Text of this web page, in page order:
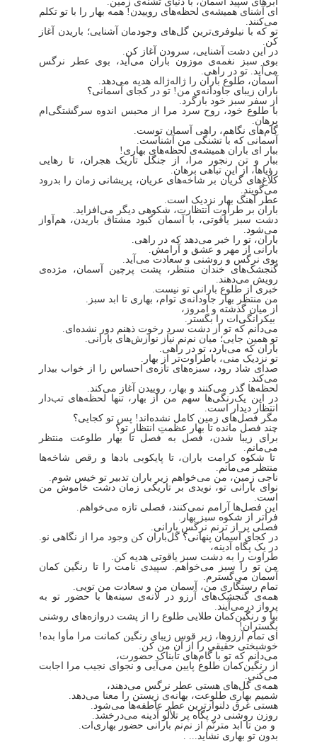
ای آشنای همیشه‌ی لحظه‌های روییدن! همه‌ بهار را با تو تکلم
می‌کنند.
تو که با نیلوفری‌ترین گل‌های وجودمان آشنایی؛ باریدن آغاز
کن.
در این دشت آشنایی، سرودن آغاز کن.
بوی سبز نغمه‌ی موزون باران می‌آید، بوی عطر نرگس
می‌آید. تو در راهی.
آسمان، طلوع باران را ژاله‌ژاله هدیه می‌دهد.
باران زیبای جاودانه‌ی من! تو در کجای آسمانی؟
از سفر سبز خود بازگرد.
با طلوع خود، روح سرد مرا از محبس اندوه‌ سرگشتگی‌ام
برهان.
گام‌های نگاهم، راهی آسمان توست.
آسمانی که با تشنگی من آشناست.
ببار ای باران همیشه‌ی لحظه‌های بهاری!
ببار و تن رنجور مرا، از جنگل تاریک هجران، تا رهایی
رؤیاها، از این تباهی برهان.
کلاغ‌های گریان بر شاخه‌های عریان، پریشانی زمان را بدرود
می‌گویند.
عطر آهنگ بهار نزدیک است.
باران بر طراوت انتظارت، شکوهی دیگر می‌افزاید.
دشت سبز یاقوتی، با آسمان کبود مشتاق باریدن، هم‌آواز
می‌شود.
باران، تو را خبر می‌دهد که در راهی.
بارانی از مهر و عشق و آرامش.
بوی نرگس و روشنی و سعادت می‌آید.
گنجشک‌های خندان منتظر، پشت پرچین آسمان، مژده‌ی
رویش می‌دهند.
خبری از طلوع بارانی تو نیست.
من منتظر بهار جاودانه‌ی توام، بهاری تا ابد سبز.
از میان گذشته و امروز،
بیکرانگی‌ات را بگستر.
می‌دانم که تو از دشت سردِ رخوت ذهنم دور نشده‌ای.
تو همین ‌جایی؛ میان نم‌نم نیاز نوازش‌های بارانی.
باران که می‌بارد، تو در راهی.
تو نزدیک منی، باطراوت‌تر از بهار.
صدای شاد رود، سبزه‌های تازه‌ی احساس را از خواب بیدار
می‌کند.
لحظه‌ها گذر می‌کنند ‌و بهار، روییدن آغاز می‌کند.
در این یک‌رنگی‌ها سهم من از بهار، تنها لحظه‌های تب‌دار
انتظار دیدار است.
مگر فصل‌های زمین کامل نشده‌اند! پس تو کجایی؟
چند فصل مانده تا بهار عظمتِ انتظار تو؟
برای زیبا شدن، فصل به فصل تا بهار طلوعت منتظر
می‌مانم.
تا شکوه کرامت باران، تا پایکوبی بادها و رقص شاخه‌ها
منتظر می‌مانم.
ناجی زمین، من می‌خواهم زیر باران تدبیر تو خیس ‌شوم.
نوای بارانی تو، نویدی بر تاریکی زمان دشت خاموش من
است.
این فصل‌ها آرامم نمی‌کنند، فصلی تازه می‌خواهم.
فراتر از شکوه سبز بهار.
فصلی پر از ترنم نرگس بارانی.
در کجای آسمان پنهانی؟ گل‌باران کن وجود مرا از نگاهی نو.
در یک پگاه آدینه،
طراوت را به دشت سبز یاقوتی هدیه کن.
من تو را سبز می‌خواهم. سپیدی نامت را تا رنگین کمان
آسمان می‌گسترم.
تمام رستگاری من، آسمان من و سعادت من تویی.
همه‌ی گنجشک‌های آرزو در لانه‌ی سینه‌ها با حضور تو به
پرواز درمی‌آیند.
بیا و رنگین‌کمان طلایی طلوع را از پشت دروازه‌های روشنی
بگستران!
ای تمام آرزوها، زیر قوس زیبای رنگین کمانت مرا مأوا بده!
خوشبختی حقیقی را از آن من کن.
می‌دانم که تو با گام‌های تابناک حضورت،
از رنگین‌کمان طلوع پایین می‌آیی و نجوای نجیب مرا اجابت
می‌کنی.
همه‌ی گل‌های هستی عطر نرگس می‌دهند،
شمیم بهاری طلوعت، بهانه‌ی زیستن را معنا می‌دهد.
هستی غرق دلنوازترین عطر عاطفه‌ها می‌شود.
روزن روشنی در پگاه پر تلألو آدینه می‌درخشد.
و من تا ابد مترنّم از نم‌نم بارانی حضور بهاری‌ات.
بدون تو بهاری نشاید... .